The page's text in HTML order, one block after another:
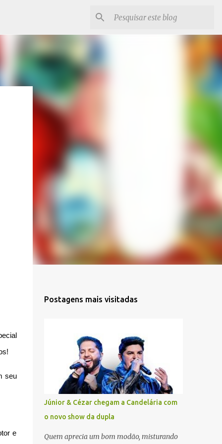
seu
e
Postagens mais visitadas
Júnior & Cézar chegam a Candelária com
o novo show da dupla
Quem aprecia um bom modão, misturando